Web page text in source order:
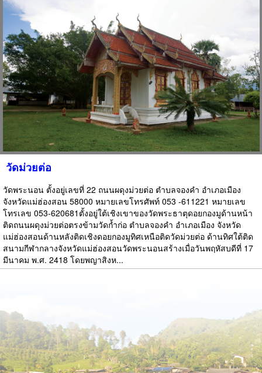
วัดม่วยต่อ
วัดพระนอน ตั้งอยู่เลขที่ 22 ถนนผดุงม่วยต่อ ตำบลจองคำ อำเภอเมือง
จังหวัดแม่ฮ่องสอน 58000 หมายเลขโทรศัพท์ 053 -611221 หมายเลข
โทรเลข 053-620681ตั้งอยู่ใต้เชิงเขาของวัดพระธาตุดอยกองมูด้านหน้า
ติดถนนผดุงม่วยต่อตรงข้ามวัดก้ำก่อ ตำบลจองคำ อำเภอเมือง จังหวัด
แม่ฮ่องสอนด้านหลังติดเชิงดอยกองมูทิศเหนือติดวัดม่วยต่อ ด้านทิศใต้ติด
สนามกีฬากลางจังหวัดแม่ฮ่องสอนวัดพระนอนสร้างเมื่อวันพฤหัสบดีที่ 17
มีนาคม พ.ศ. 2418 โดยพญาสิงห...